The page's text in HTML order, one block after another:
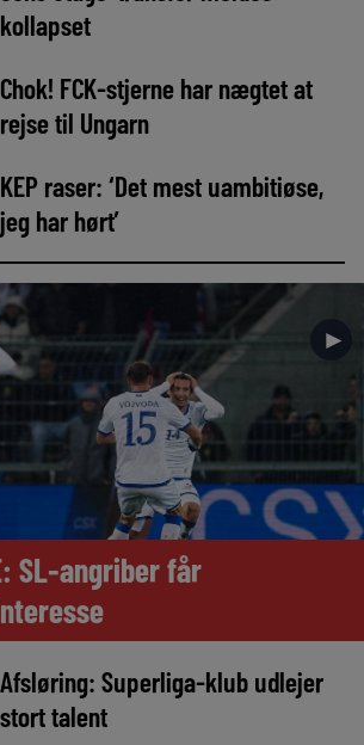
kollapset
Chok! FCK-stjerne har nægtet at
rejse til Ungarn
KEP raser: ‘Det mest uambitiøse,
jeg har hørt’
►
SL-angriber får
Afsløring: Superliga-klub udlejer
stort talent